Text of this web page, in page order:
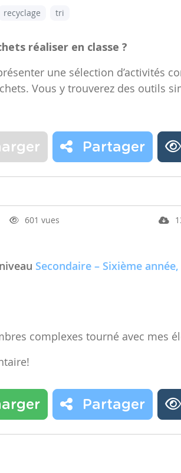
recyclage tri
réaliser en classe ?
une sélection d’activités
Vous y trouverez des outils
Partager
601 vues
Secondaire – Sixième
complexes tourné avec mes
Partager